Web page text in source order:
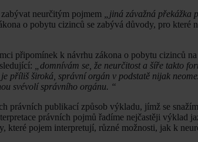
neurčitým pojmem
„jiná závažná překážka
o pobytu cizinců se zabývá důvody, pro
připomínek k návrhu zákona o pobytu cizinců
„domnívám se, že neurčitost a šíře takto
příliš široká, správní orgán v podstatě nijak
svévolí správního orgánu. “
právních publikací způsob výkladu, jímž se
právních pojmů řadíme nejčastěji
které pojem interpretují, různé možnosti, jak k